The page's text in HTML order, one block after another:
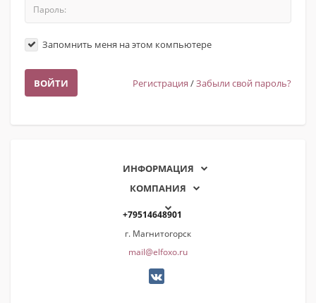
Запомнить меня на этом компьютере
Регистрация /Забыли свой пароль?
ИНФОРМАЦИЯ
КОМПАНИЯ
+79514648901
г. Магнитогорск
mail@elfoxo.ru